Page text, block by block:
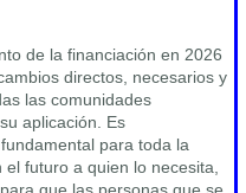
de la financiación en 2026
directos, necesarios y
las comunidades
aplicación. Es
para toda la
futuro a quien lo necesita,